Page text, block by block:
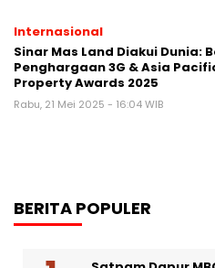
Internasional
Sinar Mas Land Diakui Dunia:
Penghargaan 3G & Asia
Property Awards 2025
Rabu, 21 Mei 2025 - 16:04 WIB
BERITA POPULER